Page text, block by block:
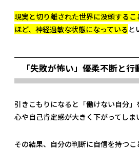
現実と切り離された世界に没頭する
ほど、神経過敏な状態になっている と
「失敗が怖い」優柔不断と
引きこもりになると「働けない自分
心や自己肯定感が大きく下がってしま
その結果、自分の判断に自信を持つ